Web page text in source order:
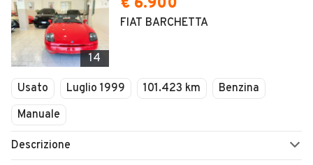
14
€ 6.900
FIAT BARCHETTA
Usato Luglio 1999 101.423 km
Benzina
Manuale
Descrizione